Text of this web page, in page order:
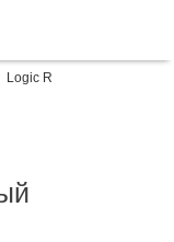
Logic R